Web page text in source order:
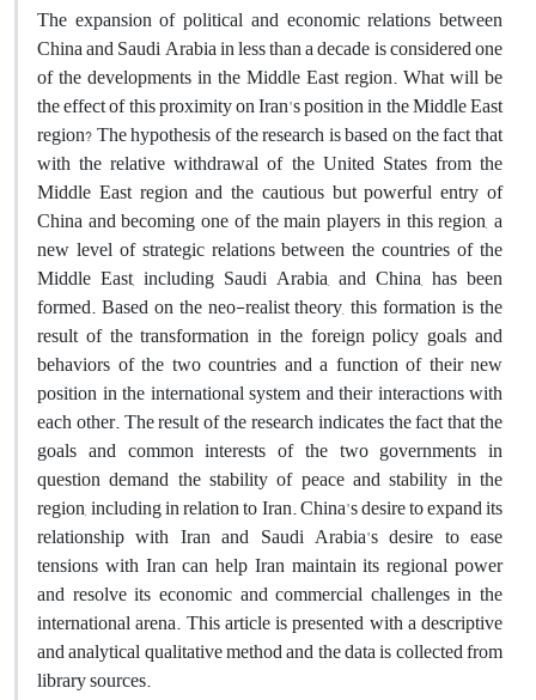
The expansion of political and economic relations between
China and Saudi Arabia in less than a decade is considered one
of the developments in the Middle East region. What will be
the effect of this proximity on Iran's position in the Middle East
region? The hypothesis of the research is based on the fact that
with the relative withdrawal of the United States from the
Middle East region and the cautious but powerful entry of
China and becoming one of the main players in this region, a
new level of strategic relations between the countries of the
Middle East, including Saudi Arabia, and China, has been
formed. Based on the neo-realist theory, this formation is the
result of the transformation in the foreign policy goals and
behaviors of the two countries and a function of their new
position in the international system and their interactions with
each other. The result of the research indicates the fact that the
goals and common interests of the two governments in
question demand the stability of peace and stability in the
region, including in relation to Iran. China's desire to expand its
relationship with Iran and Saudi Arabia's desire to ease
tensions with Iran can help Iran maintain its regional power
and resolve its economic and commercial challenges in the
international arena. This article is presented with a descriptive
and analytical qualitative method and the data is collected from
library sources.